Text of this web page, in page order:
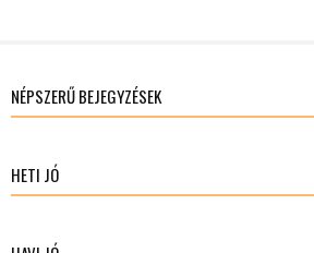
NÉPSZERŰ BEJEGYZÉSEK
HETI JÓ